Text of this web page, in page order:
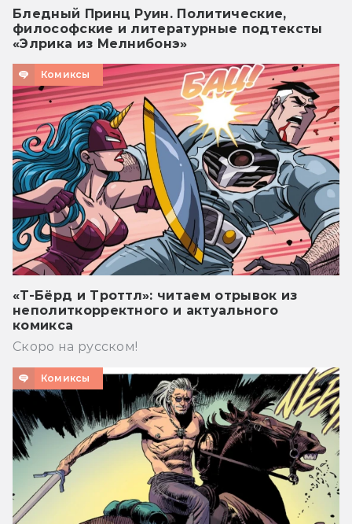
Бледный Принц Руин. Политические,
философские и литературные подтексты
«Элрика из Мелнибонэ»
Комиксы
«Т-Бёрд и Троттл»: читаем отрывок из
неполиткорректного и актуального
комикса
Скоро на русском!
Комиксы